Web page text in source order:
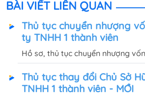
BÀI VIẾT LIÊN QUAN
Thủ tục chuyển nhượng
ty TNHH 1 thành viên
Hồ sơ, thủ tục chuyển nhượng
TNHH 1 thành viên như thế nào?
chủ sở hữu công ty hoặc loại hình
không?
Thủ tục thay đổi Chủ Sở
TNHH 1 thành viên - MỚI